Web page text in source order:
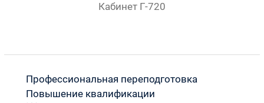
Кабинет Г-720
Профессиональная переподготовка
Повышение квалификации